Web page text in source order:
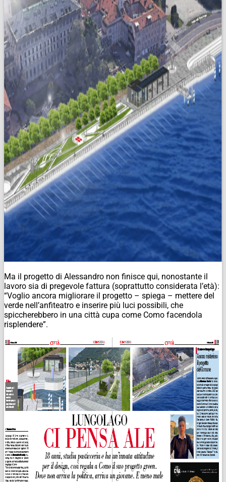
Ma il progetto di Alessandro non finisce qui, nonostante il
lavoro sia di pregevole fattura (soprattutto considerata l’età):
“Voglio ancora migliorare il progetto – spiega – mettere del
verde nell’anfiteatro e inserire più luci possibili, che
spiccherebbero in una città cupa come Como facendola
risplendere”.